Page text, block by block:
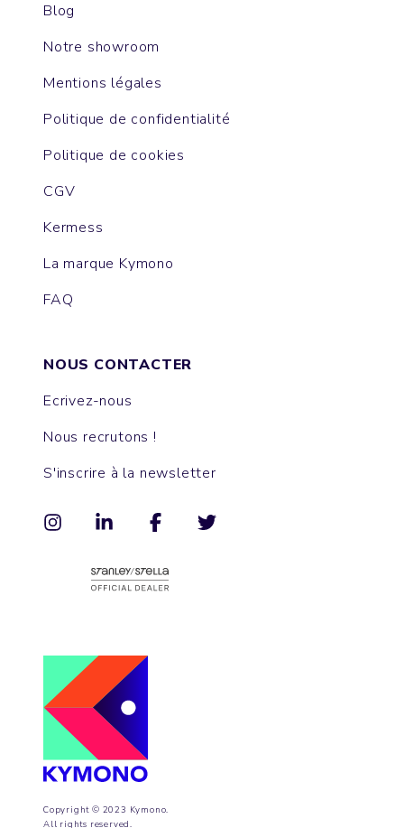
Copyright © 2023 Kymono.
All rights reserved.
Blog
Notre showroom
Mentions légales
Politique de confidentialité
Politique de cookies
CGV
Kermess
La marque Kymono
FAQ
NOUS CONTACTER
Ecrivez-nous
Nous recrutons !
S'inscrire à la newsletter